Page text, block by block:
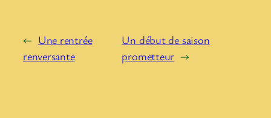
← Une rentrée
renversante
Un début de saison
prometteur →